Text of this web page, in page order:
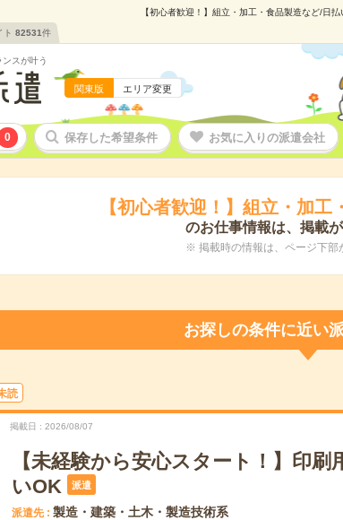
【初心者歓迎！】組立・加工・食品製造など/日
ト 82531件
スが叶う
関東版 エリア変更
0 保存した希望条件 お気に入りの派遣会社
【初心者歓迎！】組立・加
のお仕事情報は、掲載
※ 掲載時の情報は、ページ下部
お探しの条件に近い
読
掲載日 2026/08/07
【未経験から安心スタート！】印
いOK
派遣
派遣先 製造・建築・土木・製造技術系